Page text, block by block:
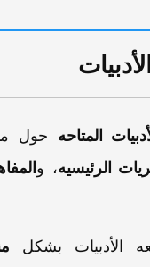
المتاحه حول
الرئیسیه، و
الأدبیات بشکل